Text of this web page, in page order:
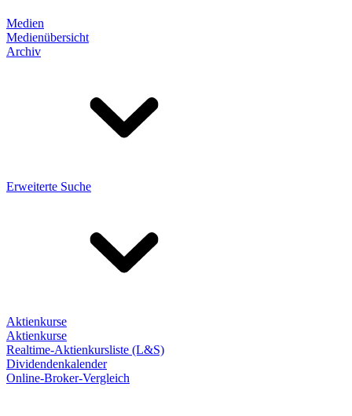
Medien
Medienübersicht
Archiv
Erweiterte Suche
Aktienkurse
Aktienkurse
Realtime-Aktienkursliste (L&S)
Dividendenkalender
Online-Broker-Vergleich